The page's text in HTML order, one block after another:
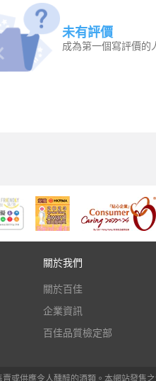
未有評價
成為第一個寫評價的
關於我們
關於百佳
企業資訊
百佳品質檢定部
或供應令人醺醉的酒類。本網站發售